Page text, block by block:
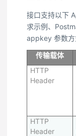
接口支持以下
求示例、
appkey 参数方
传输载体
HTTP
Header
HTTP
Header